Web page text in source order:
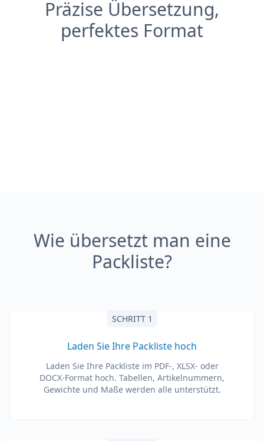
Präzise Übersetzung,
perfektes Format
Wie übersetzt man eine
Packliste?
SCHRITT 1
Laden Sie Ihre Packliste hoch
Laden Sie Ihre Packliste im PDF-, XLSX- oder
DOCX-Format hoch. Tabellen, Artikelnummern,
Gewichte und Maße werden alle unterstützt.